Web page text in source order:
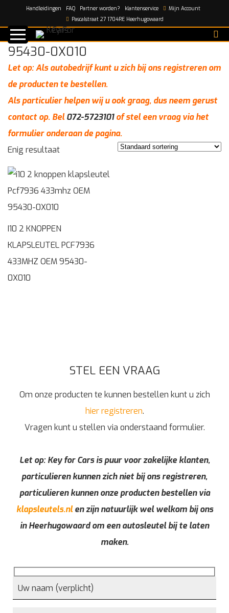
Handleidingen FAQ Partner worden? klantenservice
Mijn Account
Pascalstraat 27 1704RE Heerhugowaard
Home/95430-0X010
95430-0X010
Let op: Als autobedrijf kunt u zich bij ons registreren om
de producten te bestellen.
Als particulier helpen wij u ook graag, dus neem gerust
contact op. Bel072-5723101of stel een vraag via het
formulier onderaan de pagina.
Enig resultaat
I10 2 KNOPPEN
KLAPSLEUTEL PCF7936
433MHZ OEM 95430-
0X010
STEL EEN VRAAG
Om onze producten te kunnen bestellen kunt u zich
hier registreren.
Vragen kunt u stellen via onderstaand formulier.
Let op: Key for Cars is puur voor zakelijke klanten,
particulieren kunnen zich niet bij ons registreren,
particulieren kunnen onze producten bestellen via
klapsleutels.nlen zijn natuurlijk wel welkom bij ons
in Heerhugowaard om een autosleutel bij te laten
maken.